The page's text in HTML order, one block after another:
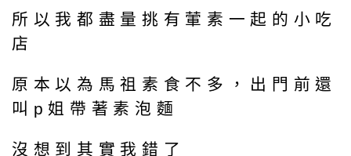
所以我都盡量挑有葷素一起的小吃
店
原本以為馬祖素食不多，出門前還
叫p姐帶著素泡麵
沒想到其實我錯了